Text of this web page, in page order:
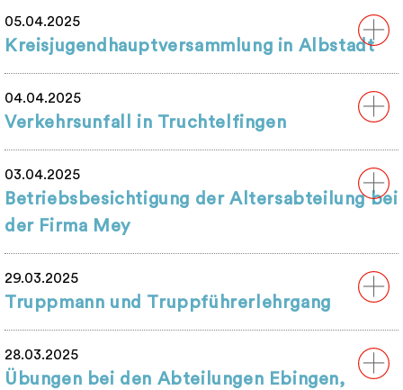
05.04.2025
Kreisjugendhauptversammlung in Albstadt
04.04.2025
Verkehrsunfall in Truchtelfingen
03.04.2025
Betriebsbesichtigung der Altersabteilung bei
der Firma Mey
29.03.2025
Truppmann und Truppführerlehrgang
28.03.2025
Übungen bei den Abteilungen Ebingen,